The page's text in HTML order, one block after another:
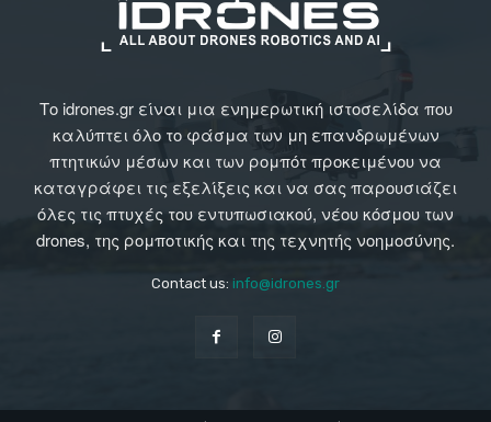
Το idrones.gr είναι μια ενημερωτική ιστοσελίδα που
καλύπτει όλο το φάσμα των μη επανδρωμένων
πτητικών μέσων και των ρομπότ προκειμένου να
καταγράφει τις εξελίξεις και να σας παρουσιάζει
όλες τις πτυχές του εντυπωσιακού, νέου κόσμου των
drones, της ρομποτικής και της τεχνητής νοημοσύνης.
Contact us: info@idrones.gr